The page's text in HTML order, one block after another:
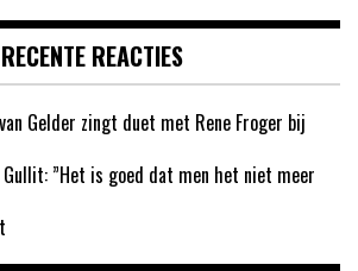
RECENTE REACTIES
Gelder zingt duet met Rene Froger bij
Gullit: ”Het is goed dat men het niet meer